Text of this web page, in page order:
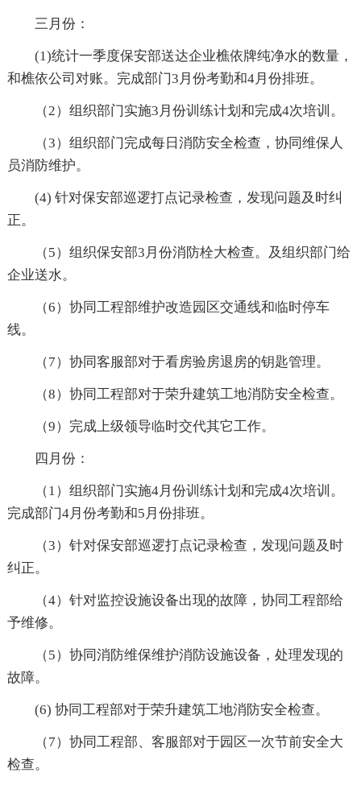
三月份：
(1)统计一季度保安部送达企业樵依牌纯净水的数量，
和樵依公司对账。完成部门3月份考勤和4月份排班。
（2）组织部门实施3月份训练计划和完成4次培训。
（3）组织部门完成每日消防安全检查，协同维保人
员消防维护。
(4) 针对保安部巡逻打点记录检查，发现问题及时纠
正。
（5）组织保安部3月份消防栓大检查。及组织部门给
企业送水。
（6）协同工程部维护改造园区交通线和临时停车
线。
（7）协同客服部对于看房验房退房的钥匙管理。
（8）协同工程部对于荣升建筑工地消防安全检查。
（9）完成上级领导临时交代其它工作。
四月份：
（1）组织部门实施4月份训练计划和完成4次培训。
完成部门4月份考勤和5月份排班。
（3）针对保安部巡逻打点记录检查，发现问题及时
纠正。
（4）针对监控设施设备出现的故障，协同工程部给
予维修。
（5）协同消防维保维护消防设施设备，处理发现的
故障。
(6) 协同工程部对于荣升建筑工地消防安全检查。
（7）协同工程部、客服部对于园区一次节前安全大
检查。